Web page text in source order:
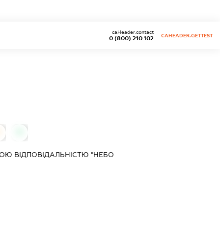
0 (800) 210 102
caHeader.contact
CAHEADER.GETTEST
ВІДПОВІДАЛЬНІСТЮ "НЕБО